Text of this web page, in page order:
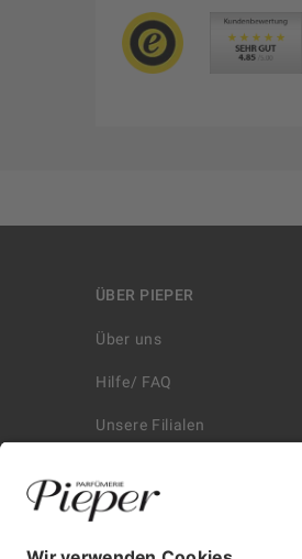
ÜBER PIEPER
Über uns
Hilfe/ FAQ
Unsere Filialen
Historie
Affiliate